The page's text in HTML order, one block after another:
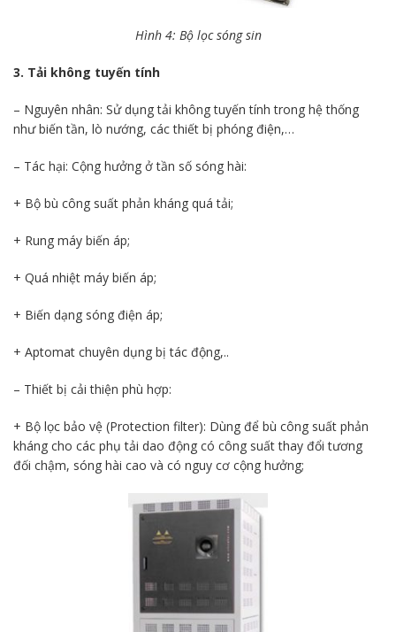
Hình 4: Bộ lọc sóng sin
3. Tải không tuyến tính
– Nguyên nhân: Sử dụng tải không tuyến tính trong hệ thống
như biến tần, lò nướng, các thiết bị phóng điện,…
– Tác hại: Cộng hưởng ở tần số sóng hài:
+ Bộ bù công suất phản kháng quá tải;
+ Rung máy biến áp;
+ Quá nhiệt máy biến áp;
+ Biến dạng sóng điện áp;
+ Aptomat chuyên dụng bị tác động,..
– Thiết bị cải thiện phù hợp:
+ Bộ lọc bảo vệ (Protection filter): Dùng để bù công suất phản
kháng cho các phụ tải dao động có công suất thay đổi tương
đối chậm, sóng hài cao và có nguy cơ cộng hưởng;